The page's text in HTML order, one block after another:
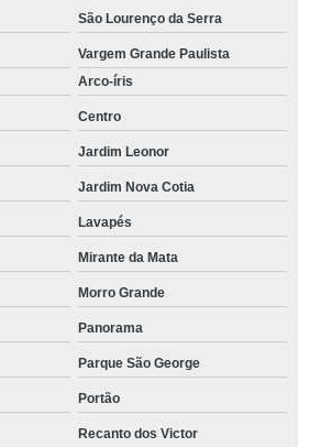
São Lourenço da Serra
Vargem Grande Paulista
Arco-íris
Centro
Jardim Leonor
Jardim Nova Cotia
Lavapés
Mirante da Mata
Morro Grande
Panorama
Parque São George
Portão
Recanto dos Victor